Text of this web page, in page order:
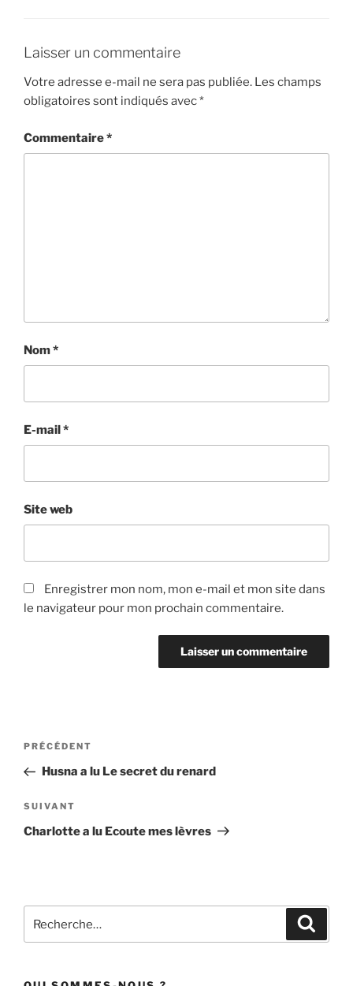
Laisser un commentaire
Votre adresse e-mail ne sera pas publiée. Les champs
obligatoires sont indiqués avec*
Commentaire*
Nom*
E-mail*
Site web
Enregistrer mon nom, mon e-mail et mon site dans
le navigateur pour mon prochain commentaire.
Navigation
l’article
Article
précédent
PRÉCÉDENT
Husna a lu Le secret du renard
Article
suivant
SUIVANT
Charlotte a lu Ecoute mes lèvres
pour